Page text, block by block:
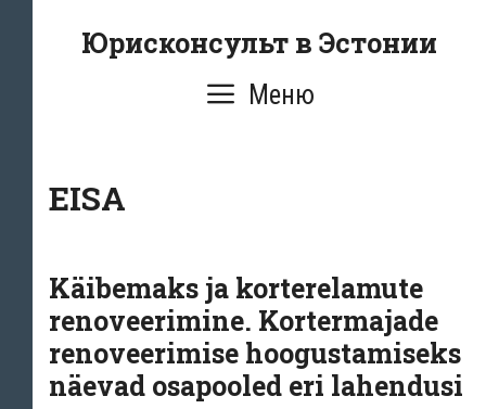
Юрисконсульт в Эстонии
Меню
EISA
Käibemaks ja korterelamute
renoveerimine. Kortermajade
renoveerimise hoogustamiseks
näevad osapooled eri lahendusi